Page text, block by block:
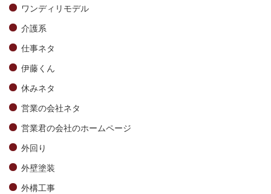
ワンディリモデル
介護系
仕事ネタ
伊藤くん
休みネタ
営業の会社ネタ
営業君の会社のホームページ
外回り
外壁塗装
外構工事